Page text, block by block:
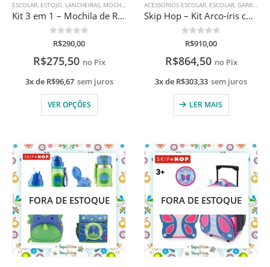
ESCOLAR, ESTOJO, LANCHEIRAS, MOCHILAS
Kit 3 em 1 – Mochila de Rodinha + Lancheira + Estojo de Personagens
0de 5
R$290,00
R$275,50 no Pix
3x de R$96,67 sem juros
VER OPÇÕES
ACESSORIOS ESCOLAR, ESCOLAR, GARRAFAS
Skip Hop – Kit Arco-íris com gravação a laser
0de 5
R$910,00
R$864,50 no Pix
3x de R$303,33 sem juros
LER MAIS
FORA DE ESTOQUE FORA DE ESTOQUE